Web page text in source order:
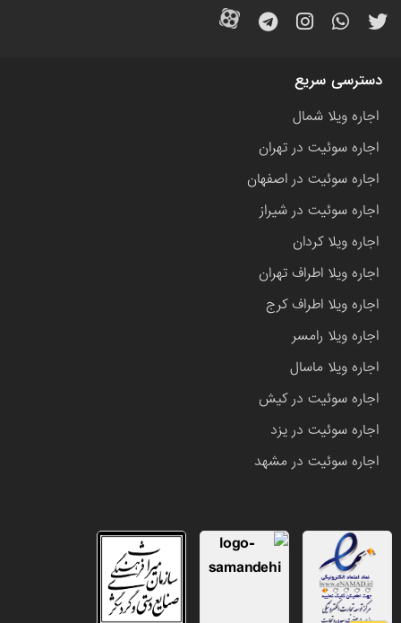
دسترسی سریع
اجاره ویلا شمال
اجاره سوئیت در تهران
اجاره سوئیت در اصفهان
اجاره سوئیت در شیراز
اجاره ویلا کردان
اجاره ویلا اطراف تهران
اجاره ویلا اطراف کرج
اجاره ویلا رامسر
اجاره ویلا ماسال
اجاره سوئیت در کیش
اجاره سوئیت در یزد
اجاره سوئیت در مشهد